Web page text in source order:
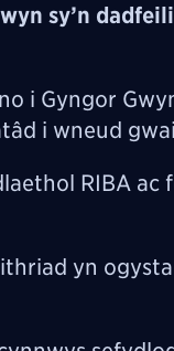
sy’n
i Gyngor
i wneud
RIBA ac
yn